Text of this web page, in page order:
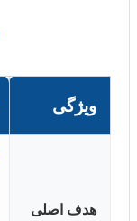
ویژگی
هدف اصلی